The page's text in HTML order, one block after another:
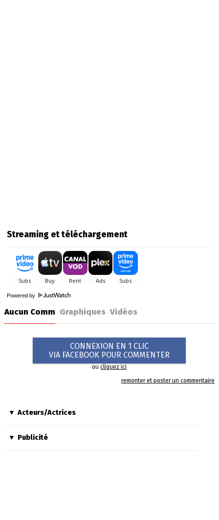
Streaming et téléchargement
Powered by
Aucun Comm Graphiques Vidéos
CONNEXION EN 1 CLIC
VIA FACEBOOK POUR COMMENTER
oucliquez ici
remonter et poster un commentaire
Acteurs/Actrices
Publicité